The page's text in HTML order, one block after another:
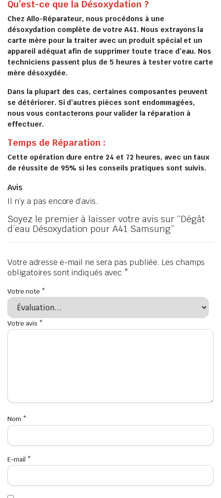
Qu’est-ce que la Désoxydation ?
Chez Allo-Réparateur, nous procédons à une
désoxydation complète de votre A41. Nous extrayons la
carte mère pour la traiter avec un produit spécial et un
appareil adéquat afin de supprimer toute trace d’eau. Nos
techniciens passent plus de 5 heures à tester votre carte
mère désoxydée.
Dans la plupart des cas, certaines composantes peuvent
se détériorer. Si d’autres pièces sont endommagées,
nous vous contacterons pour valider la réparation à
effectuer.
Temps de Réparation :
Cette opération dure entre 24 et 72 heures, avec un taux
de réussite de 95% si les conseils pratiques sont suivis.
Avis
Il n’y a pas encore d’avis.
Soyez le premier à laisser votre avis sur “Dégât
d’eau Désoxydation pour A41 Samsung”
Votre adresse e-mail ne sera pas publiée. Les champs
obligatoires sont indiqués avec *
Votre note *
Votre avis *
Nom *
E-mail *